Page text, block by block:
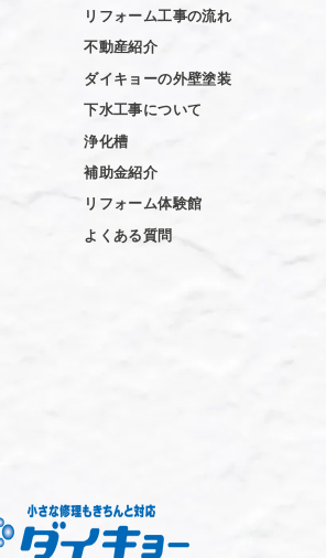
リフォーム工事の流れ
不動産紹介
ダイキョーの外壁塗装
下水工事について
浄化槽
補助金紹介
リフォーム体験館
よくある質問